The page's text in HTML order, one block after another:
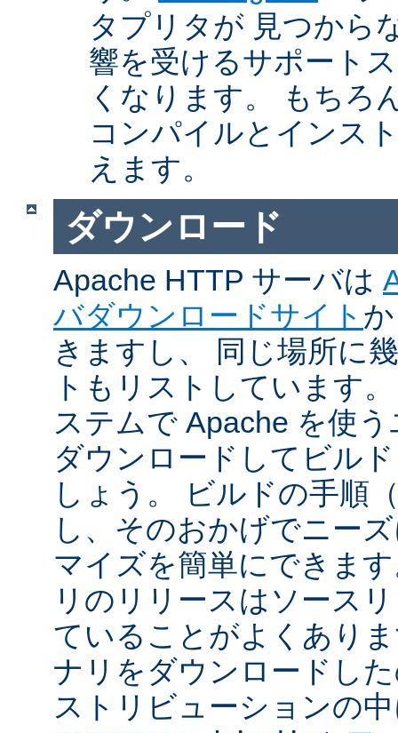
タプリタが 見つから
響を受けるサポート
くなります。 もちろ
コンパイルとインス
えます。
ダウンロード
Apache HTTP サーバは
バダウンロードサイト
きますし、 同じ場所に
トもリストしています
ステムで Apache を使
ダウンロードしてビル
しょう。 ビルドの手順
し、そのおかげでニー
マイズを簡単にできま
リのリリースはソース
ていることがよくあり
ナリをダウンロードし
ストリビューションの